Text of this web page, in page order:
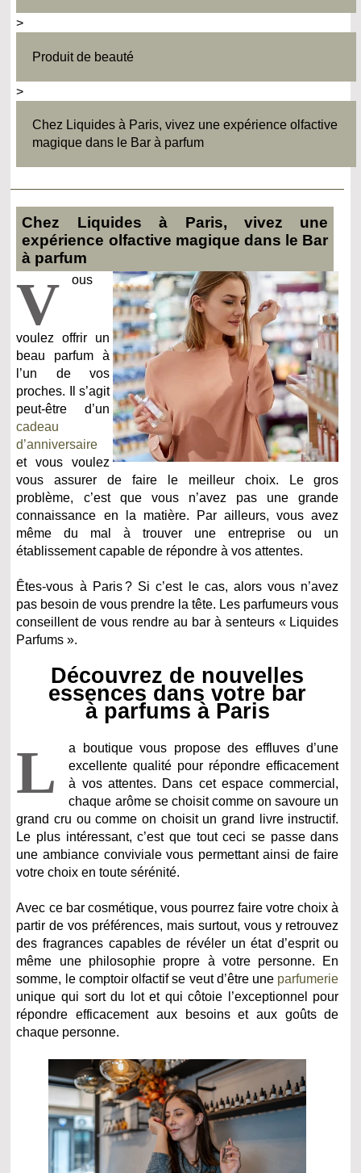
>
Produit de beauté
>
Chez Liquides à Paris, vivez une expérience olfactive
magique dans le Bar à parfum
Chez Liquides à Paris, vivez une
expérience olfactive magique dans le Bar
à parfum
V ous
voulez offrir un
beau parfum à
l’un de vos
proches. Il s’agit
peut-être d’un
cadeau
d’anniversaire
et vous voulez
vous assurer de faire le meilleur choix. Le gros
problème, c’est que vous n’avez pas une grande
connaissance en la matière. Par ailleurs, vous avez
même du mal à trouver une entreprise ou un
établissement capable de répondre à vos attentes.
Êtes-vous à Paris ? Si c’est le cas, alors vous n’avez
pas besoin de vous prendre la tête. Les parfumeurs vous
conseillent de vous rendre au bar à senteurs « Liquides
Parfums ».
Découvrez de nouvelles
essences dans votre bar
à parfums à Paris
L
a boutique vous propose des effluves d’une
excellente qualité pour répondre efficacement
à vos attentes. Dans cet espace commercial,
chaque arôme se choisit comme on savoure un
grand cru ou comme on choisit un grand livre instructif.
Le plus intéressant, c’est que tout ceci se passe dans
une ambiance conviviale vous permettant ainsi de faire
votre choix en toute sérénité.
Avec ce bar cosmétique, vous pourrez faire votre choix à
partir de vos préférences, mais surtout, vous y retrouvez
des fragrances capables de révéler un état d’esprit ou
même une philosophie propre à votre personne. En
somme, le comptoir olfactif se veut d’être une parfumerie
unique qui sort du lot et qui côtoie l’exceptionnel pour
répondre efficacement aux besoins et aux goûts de
chaque personne.